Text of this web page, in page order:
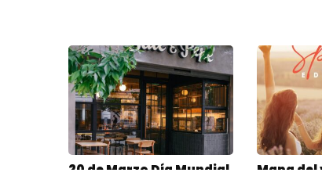
20 de Marzo Día Mundial
Mapa del